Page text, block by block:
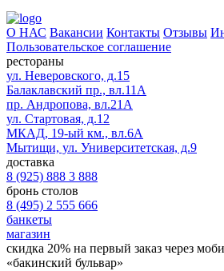
О НАС Вакансии Контакты Отзывы
Пользовательское соглашение
рестораны
ул. Неверовского, д.15
Балаклавский пр., вл.11А
пр. Андропова, вл.21А
ул. Стартовая, д.12
МКАД, 19-ый км., вл.6А
Мытищи, ул. Университетская, д.9
доставка
8 (925) 888 3 888
бронь столов
8 (495) 2 555 666
банкеты
магазин
скидка 20% на первый заказ через
«бакинский бульвар»